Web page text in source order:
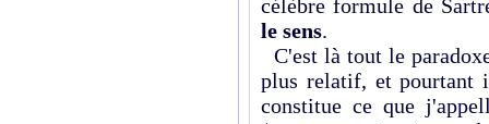
célèbre formule de
le sens.
C'est là tout le
plus relatif, et pourtant
constitue ce que